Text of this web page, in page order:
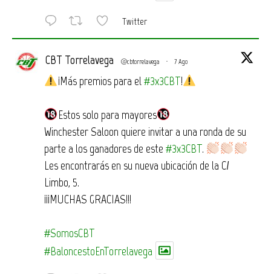
Twitter
CBT Torrelavega @cbtorrelavega · 7 Ago
¡Más premios para el#3x3CBT!
Estos solo para mayores
Winchester Saloon quiere invitar a una ronda de su
parte a los ganadores de este #3x3CBT.
Les encontrarás en su nueva ubicación de la C/
Limbo, 5.
¡¡¡MUCHAS GRACIAS!!!
#SomosCBT
#BaloncestoEnTorrelavega